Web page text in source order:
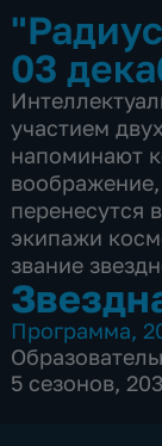
03
участием
напоминают
воображение,
перенесутся
экипажи
звание
Программа,
5 сезонов,